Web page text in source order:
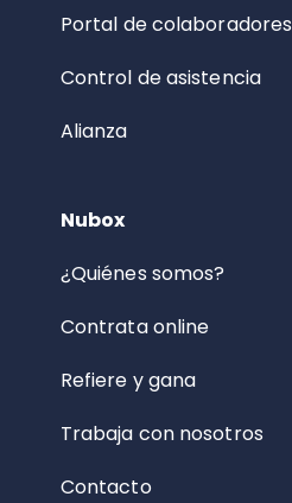
Portal de colaboradores
Control de asistencia
Alianza
Nubox
¿Quiénes somos?
Contrata online
Refiere y gana
Trabaja con nosotros
Contacto